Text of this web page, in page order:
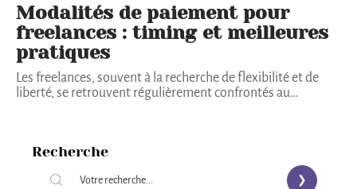
Modalités de paiement pour
freelances : timing et meilleures
pratiques
Les freelances, souvent à la recherche de flexibilité et de
liberté, se retrouvent régulièrement confrontés au…
Recherche